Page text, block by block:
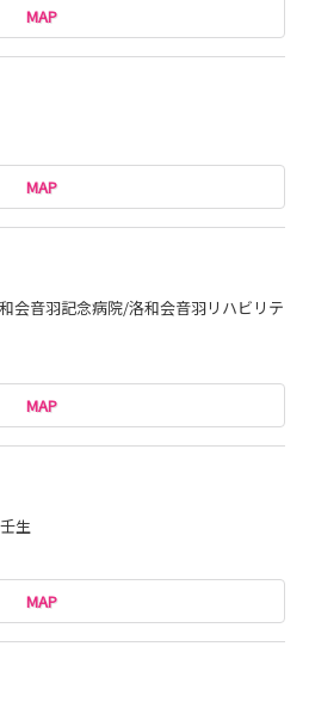
MAP
MAP
会音羽記念病院/洛和会音羽リハビリテ
MAP
生
MAP